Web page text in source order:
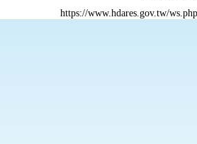
https://www.hdares.gov.tw/